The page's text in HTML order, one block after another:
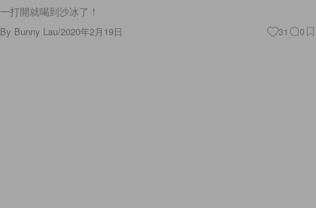
一打開就喝到沙冰了！
By Bunny Lau/2020年2月19日 31 0